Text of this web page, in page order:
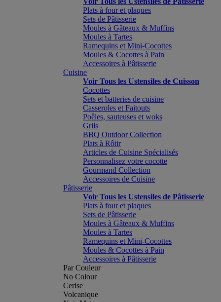
Plats à four et plaques
Sets de Pâtisserie
Moules à Gâteaux & Muffins
Moules à Tartes
Ramequins et Mini-Cocottes
Moules & Cocottes à Pain
Accessoires à Pâtisserie
Cuisine
Voir Tous les Ustensiles de Cuisson
Cocottes
Sets et batteries de cuisine
Casseroles et Faitouts
Poêles, sauteuses et woks
Grils
BBQ Outdoor Collection
Plats à Rôtir
Articles de Cuisine Spécialisés
Personnalisez votre cocotte
Gourmand Collection
Accessoires de Cuisine
Pâtisserie
Voir Tous les Ustensiles de Pâtisserie
Plats à four et plaques
Sets de Pâtisserie
Moules à Gâteaux & Muffins
Moules à Tartes
Ramequins et Mini-Cocottes
Moules & Cocottes à Pain
Accessoires à Pâtisserie
Par Couleur
No Colour
Cerise
Volcanique